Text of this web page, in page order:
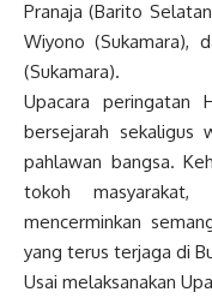
Pranaja (Barito
Wiyono (Sukamara),
(Sukamara).
Upacara peringatan
bersejarah sekaligus
pahlawan bangsa.
tokoh masyarakat,
mencerminkan
yang terus terjaga di
Usai melaksanakan